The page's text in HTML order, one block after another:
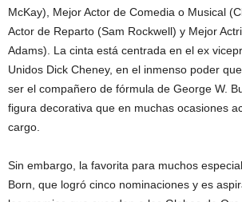
McKay), Mejor Actor de Comedia o Musical
Actor de Reparto (Sam Rockwell) y Mejor
Adams). La cinta está centrada en el ex
Unidos Dick Cheney, en el inmenso poder
ser el compañero de fórmula de George W.
figura decorativa que en muchas ocasiones
cargo.
Sin embargo, la favorita para muchos
Born, que logró cinco nominaciones y es